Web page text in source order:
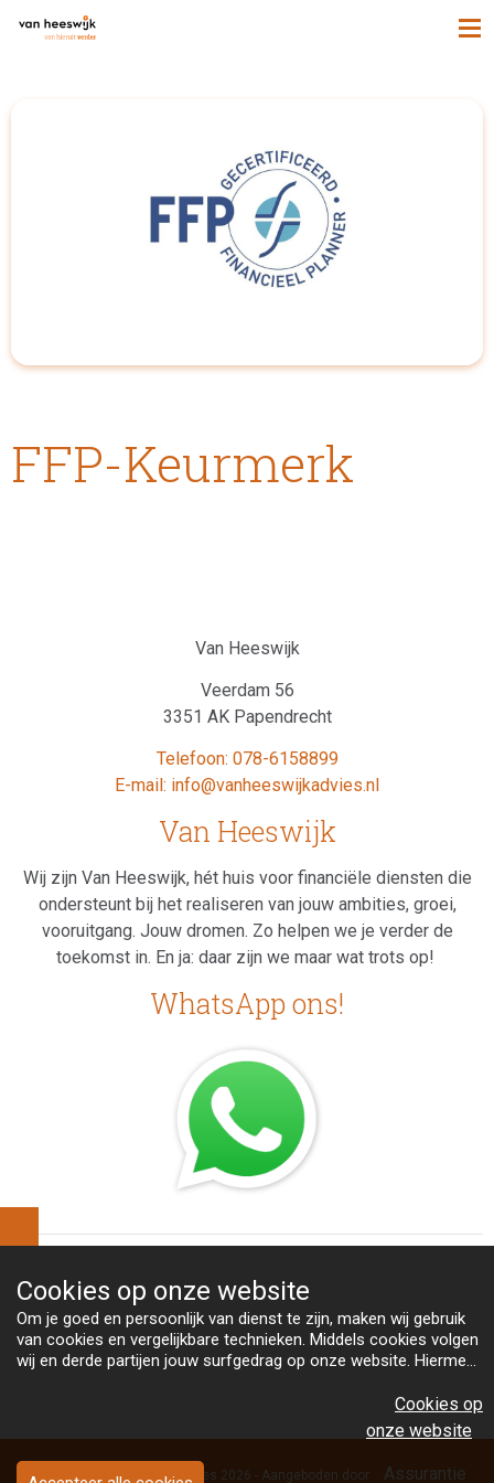
FFP-Keurmerk
Van Heeswijk
Veerdam 56
3351 AK Papendrecht
Telefoon: 078-6158899
E-mail: info@vanheeswijkadvies.nl
Van Heeswijk
Wij zijn Van Heeswijk, hét huis voor financiële diensten die
ondersteunt bij het realiseren van jouw ambities, groei,
vooruitgang. Jouw dromen. Zo helpen we je verder de
toekomst in. En ja: daar zijn we maar wat trots op!
WhatsApp ons!
Copyright Van Heeswijk Advies 2026 - Aangeboden door Assurantie
Cookies op onze website
Om je goed en persoonlijk van dienst te zijn, maken wij gebruik
van cookies en vergelijkbare technieken. Middels cookies volgen
wij en derde partijen jouw surfgedrag op onze website. Hiermee
jou mogelijk om informatie te delen via social media. Bekijk
Cookies op
onze website